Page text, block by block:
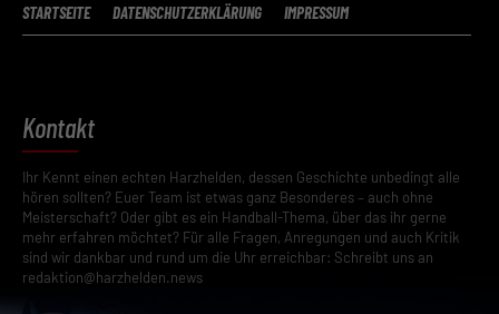
STARTSEITE DATENSCHUTZERKLÄRUNG IMPRESSUM
Kontakt
Ihr Kennt einen echten Harzhelden, dessen Geschichte unbedingt alle
hören sollten? Euer Team ist etwas ganz Besonderes – auch ohne
Meisterschaft? Oder gibt es ein Handball-Thema, über das ihr gerne
mehr erfahren möchtet? Für alle Fragen, Anregungen und auch Kritik
sind wir dankbar und rund um die Uhr erreichbar: Schreibt uns an
redaktion@harzhelden.news